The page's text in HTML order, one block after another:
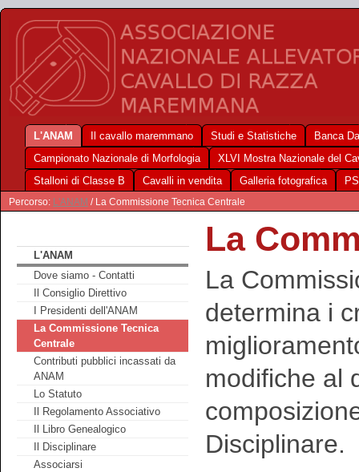
L'ANAM Il cavallo maremmano Studi e Statistiche
Banca
Campionato Nazionale di Morfologia
XLVI Mostra Nazionale del
Stalloni di Classe B
Cavalli in vendita Galleria fotografica
Percorso: L'ANAM / La Commissione Tecnica Centrale
L'ANAM
Dove siamo - Contatti
Il Consiglio Direttivo
I Presidenti dell'ANAM
La Commissione Tecnica
Centrale
Contributi pubblici incassati da
ANAM
Lo Statuto
Il Regolamento Associativo
Il Libro Genealogico
Il Disciplinare
Associarsi
La
La
determina i
modifiche al
Disciplinare.